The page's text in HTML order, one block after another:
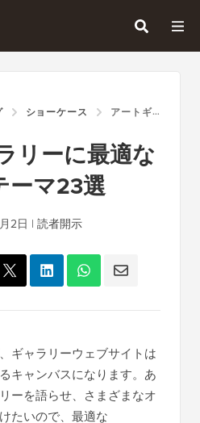
ショーケース アートギャラリーに最適なWORDPRESSテーマ23選
リーに最適な
ーマ23選
2日 | 読者開示
ギャラリーウェブサイトは
キャンバスになります。あ
ーを語らせ、さまざまなオ
たいので、最適な